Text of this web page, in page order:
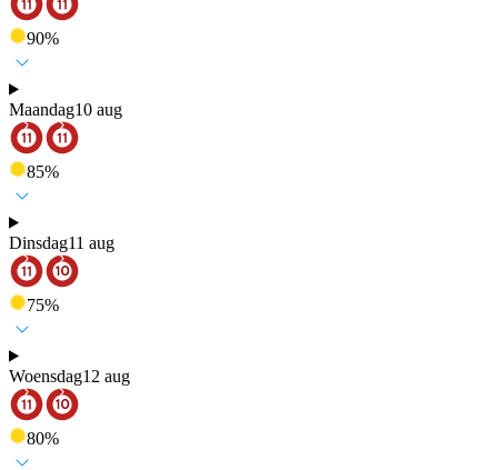
90%
Maandag10 aug
85%
Dinsdag11 aug
75%
Woensdag12 aug
80%